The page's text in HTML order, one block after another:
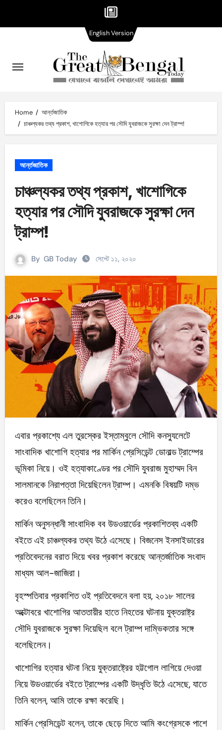
content
Home
আর্ন্তজাতিক
চাঞ্চল্যকর তথ্য প্রকাশ, খাশোগিকে হত্যার পর সৌদি যুবরাজকে সুরক্ষা দেন ট্রাম্প!
আর্ন্তজাতিক
চাঞ্চল্যকর তথ্য প্রকাশ, খাশোগিকে
হত্যার পর সৌদি যুবরাজকে সুরক্ষা দেন
ট্রাম্প!
By GB Today সেপ্টে ১১, ২০২০
এবার প্রকাশ্যে এল তুরস্কের ইস্তাম্বুলে সৌদি কনস্যুলেটে
সাংবাদিক খাশোগি হত্যার পর মার্কিন প্রেসিডেন্ট ডোনাল্ড ট্রাম্পের
ভূমিকা নিয়ে। ওই হত্যাকাণ্ডের পর সৌদি যুবরাজ মুহাম্মদ বিন
সালমানকে নিরাপত্তা দিয়েছিলেন ট্রাম্প। এমনকি বিষয়টি দম্ভ
করেও বলেছিলেন তিনি।
মার্কিন অনুসন্ধানী সাংবাদিক বব উডওয়ার্ডের প্রকাশিতব্য একটি
বইতে এই চাঞ্চল্যকর তথ্য উঠে এসেছে। বিজনেস ইনসাইডারের
প্রতিবেদনের বরাত দিয়ে খবর প্রকাশ করেছে আন্তর্জাতিক সংবাদ
মাধ্যম আল-জাজিরা।
বৃহস্পতিবার প্রকাশিত ওই প্রতিবেদনে বলা হয়, ২০১৮ সালের
অক্টোবরে খাশোগির আততায়ীর হাতে নিহতের ঘটনায় যুক্তরাষ্ট্র
সৌদি যুবরাজকে সুরক্ষা দিয়েছিল বলে ট্রাম্প দাম্ভিকতার সঙ্গে
বলেছিলেন।
খাশোগির হত্যার ঘটনা নিয়ে যুক্তরাষ্ট্রের হট্টগোল লাগিয়ে দেওয়া
নিয়ে উডওয়ার্ডের বইতে ট্রাম্পের একটি উদ্ধৃতি উঠে এসেছে, যাতে
তিনি বলেন, আমি তাকে রক্ষা করেছি।
মার্কিন প্রেসিডেন্ট বলেন, তাকে ছেড়ে দিতে আমি কংগ্রেসকে পাশে
English VersionVersion